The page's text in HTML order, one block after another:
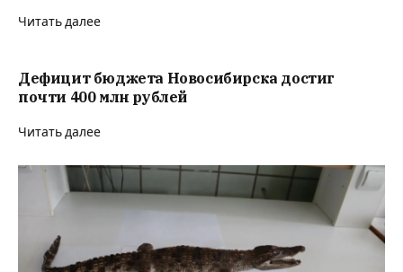
Читать далее
Дефицит бюджета Новосибирска достиг
почти 400 млн рублей
Читать далее